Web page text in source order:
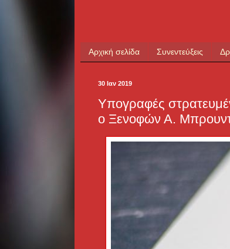
Αρχική σελίδα Συνεντεύξεις
30 Ιαν 2019
Υπογραφές
ο Ξενοφών Α.